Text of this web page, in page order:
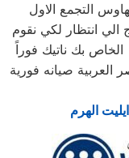
التجمع الاول
الي انتظار لكي نقوم
بك ناتيك فوراً
صيانه فورية
الهرم